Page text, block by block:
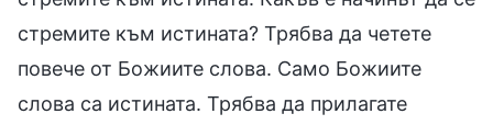
стремите към истината? Трябва да четете
повече от Божиите слова. Само Божиите
слова са истината. Трябва да прилагате